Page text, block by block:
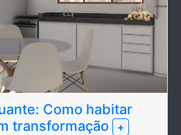
Como habitar
transformação
+